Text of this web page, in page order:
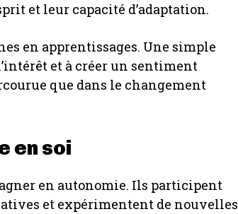
et leur capacité d’adaptation.
en apprentissages. Une simple
et à créer un sentiment
que dans le changement
en soi
en autonomie. Ils participent
et expérimentent de nouvelles